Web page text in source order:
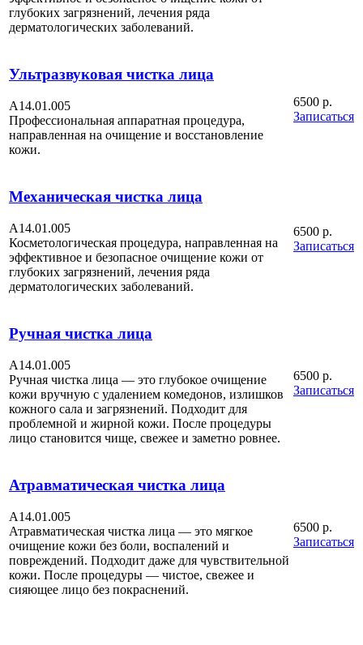
глубоких загрязнений, лечения ряда
дерматологических заболеваний.
Ультразвуковая чистка лица
А14.01.005
Профессиональная аппаратная процедура,
направленная на очищение и восстановление
кожи.
6500 р.
Записаться
Механическая чистка лица
А14.01.005
Косметологическая процедура, направленная на
эффективное и безопасное очищение кожи от
глубоких загрязнений, лечения ряда
дерматологических заболеваний.
6500 р.
Записаться
Ручная чистка лица
А14.01.005
Ручная чистка лица — это глубокое очищение
кожи вручную с удалением комедонов, излишков
кожного сала и загрязнений. Подходит для
проблемной и жирной кожи. После процедуры
лицо становится чище, свежее и заметно ровнее.
6500 р.
Записаться
Атравматическая чистка лица
А14.01.005
Атравматическая чистка лица — это мягкое
очищение кожи без боли, воспалений и
повреждений. Подходит даже для чувствительной
кожи. После процедуры — чистое, свежее и
сияющее лицо без покраснений.
6500 р.
Записаться